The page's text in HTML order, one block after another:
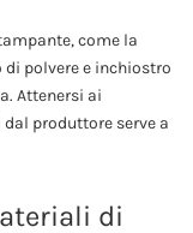
come la
polvere e inchiostro
Attenersi ai
produttore serve a
di